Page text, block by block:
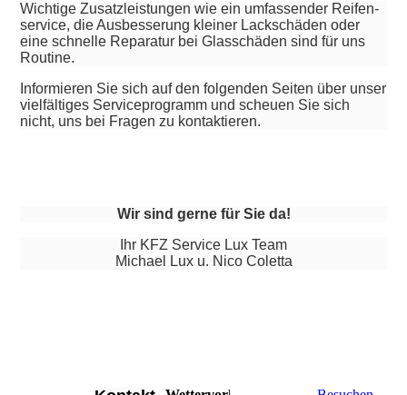
Wichtige Zusatzleistungen wie ein umfassender Reifen­
service, die Ausbesserung kleiner Lackschäden oder
eine schnelle Reparatur bei Glasschäden sind für uns
Routine.
Informieren Sie sich auf den folgenden Seiten über unser
vielfältiges Serviceprogramm und scheuen Sie sich
nicht, uns bei Fragen zu kontaktieren.
Wir sind gerne für Sie da!
Ihr KFZ Service Lux Team
Michael Lux u. Nico Coletta